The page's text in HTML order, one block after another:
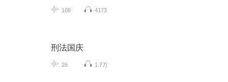
108 4173
刑法国庆
26 1.7万